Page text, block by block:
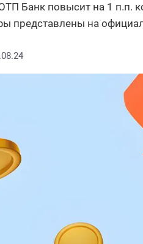
Банк повысит на 1 п.п.
представлены на